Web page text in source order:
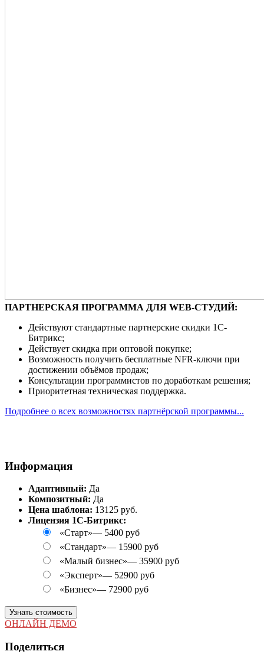
ПАРТНЕРСКАЯ ПРОГРАММА ДЛЯ WEB-СТУДИЙ:
Действуют стандартные партнерские скидки 1С-
Битрикс;
Действует скидка при оптовой покупке;
Возможность получить бесплатные NFR-ключи при
достижении объёмов продаж;
Консультации программистов по доработкам решения;
Приоритетная техническая поддержка.
Подробнее о всех возможностях партнёрской программы...
Информация
Адаптивный: Да
Композитный: Да
Цена шаблона: 13125 руб.
Лицензия 1С-Битрикс:
«Старт»— 5400 руб
«Стандарт»— 15900 руб
«Малый бизнес»— 35900 руб
«Эксперт»— 52900 руб
«Бизнес»— 72900 руб
Узнать стоимость
ОНЛАЙН ДЕМО
Поделиться